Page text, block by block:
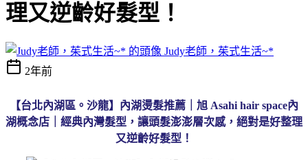
理又逆齡好髮型！
Judy老師，茱式生活~*
2年前
【台北內湖區。沙龍】內湖燙髮推薦｜旭 Asahi hair space內
湖概念店｜經典內灣髮型，讓頭髮澎澎層次感，絕對是好整理
又逆齡好髮型！